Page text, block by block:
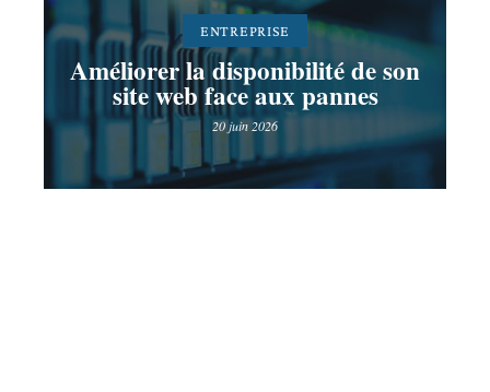
ENTREPRISE
Améliorer la disponibilité de son
site web face aux pannes
20 juin 2026